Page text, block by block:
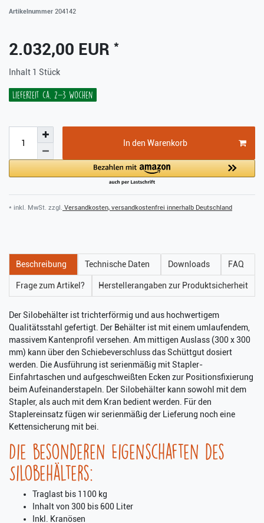
Artikelnummer 204142
2.032,00 EUR *
Inhalt 1 Stück
Lieferzeit ca. 2-3 Wochen
In den Warenkorb
* inkl. MwSt. zzgl. Versandkosten, versandkostenfrei innerhalb Deutschland
Beschreibung Technische Daten Downloads FAQ
Frage zum Artikel? Herstellerangaben zur Produktsicherheit
Der Silobehälter ist trichterförmig und aus hochwertigem
Qualitätsstahl gefertigt. Der Behälter ist mit einem umlaufendem,
massivem Kantenprofil versehen. Am mittigen Auslass (300 x 300
mm) kann über den Schiebeverschluss das Schüttgut dosiert
werden. Die Ausführung ist serienmäßig mit Stapler-
Einfahrtaschen und aufgeschweißten Ecken zur Positionsfixierung
beim Aufeinanderstapeln. Der Silobehälter kann sowohl mit dem
Stapler, als auch mit dem Kran bedient werden. Für den
Staplereinsatz fügen wir serienmäßig der Lieferung noch eine
Kettensicherung mit bei.
Die besonderen Eigenschaften des
Silobehälters:
Traglast bis 1100 kg
Inhalt von 300 bis 600 Liter
Inkl. Kranösen